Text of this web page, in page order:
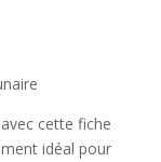
cette fiche
idéal pour